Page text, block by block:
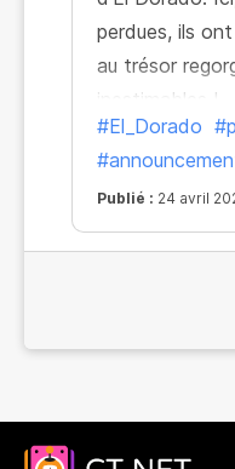
perdues, ils
au trésor
inestimables !
#El_Dorado
Publié : 24 avril